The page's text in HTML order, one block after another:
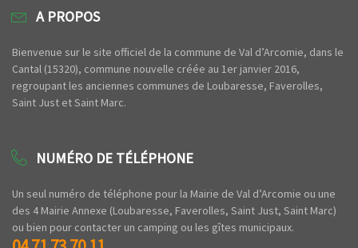
A PROPOS
Bienvenue sur le site officiel de la commune de Val d’Arcomie, dans le
Cantal (15320), commune nouvelle créée au 1er janvier 2016,
regroupant les anciennes communes de Loubaresse, Faverolles,
Saint Just et Saint Marc.
NUMÉRO DE TÉLÉPHONE
Un seul numéro de téléphone pour la Mairie de Val d’Arcomie ou une
des 4 Mairie Annexe (Loubaresse, Faverolles, Saint Just, Saint Marc)
ou bien pour contacter un camping ou les gîtes municipaux.